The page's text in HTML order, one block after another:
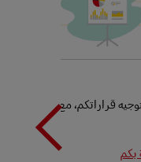
قراراتكم، مع التتبع
بكم